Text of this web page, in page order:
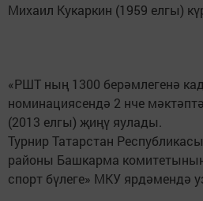
Михаил Кукаркин (1959 елгы)
«РШТ ның 1300 берәмлегенә
номинациясендә 2 нче
(2013 елгы) җиңү яулады.
Турнир Татарстан
районы Башкарма
спорт бүлеге» МКУ ярдәмендә